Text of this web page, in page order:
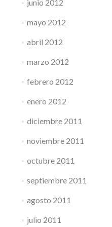
junio 2012
mayo 2012
abril 2012
marzo 2012
febrero 2012
enero 2012
diciembre 2011
noviembre 2011
octubre 2011
septiembre 2011
agosto 2011
julio 2011